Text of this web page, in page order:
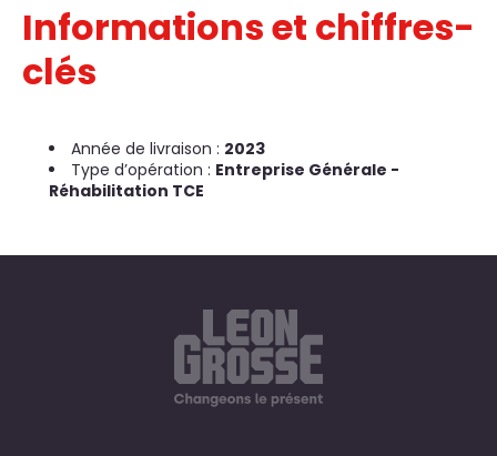
Informations et chiffres-
clés
Année de livraison : 2023
Type d’opération : Entreprise Générale -
Réhabilitation TCE